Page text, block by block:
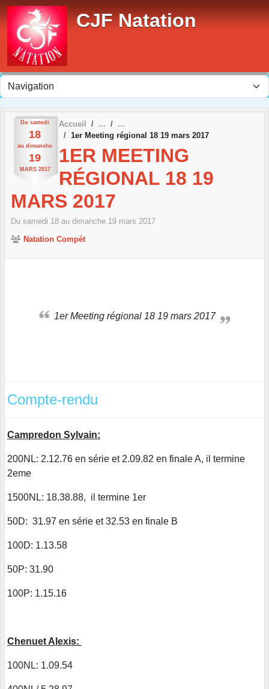
CJF Natation
Du samedi
18
au dimanche
19
MARS 2017
Accueil
1er Meeting régional 18 19 mars 2017
1ER MEETING
RÉGIONAL 18 19
MARS 2017
Du samedi 18 au dimanche 19 mars 2017
Natation Compét
1er Meeting régional 18 19 mars 2017
Compte-rendu
Campredon Sylvain:
200NL: 2.12.76 en série et 2.09.82 en finale A, il termine
2eme
1500NL: 18.38.88, il termine 1er
50D: 31.97 en série et 32.53 en finale B
100D: 1.13.58
50P: 31.90
100P: 1.15.16
Chenuet Alexis:
100NL: 1.09.54
Panneau de gestion des cookies